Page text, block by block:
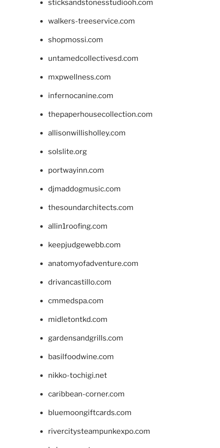
sticksandstonesstudiooh.com
walkers-treeservice.com
shopmossi.com
untamedcollectivesd.com
mxpwellness.com
infernocanine.com
thepaperhousecollection.com
allisonwillisholley.com
solslite.org
portwayinn.com
djmaddogmusic.com
thesoundarchitects.com
allin1roofing.com
keepjudgewebb.com
anatomyofadventure.com
drivancastillo.com
cmmedspa.com
midletontkd.com
gardensandgrills.com
basilfoodwine.com
nikko-tochigi.net
caribbean-corner.com
bluemoongiftcards.com
rivercitysteampunkexpo.com